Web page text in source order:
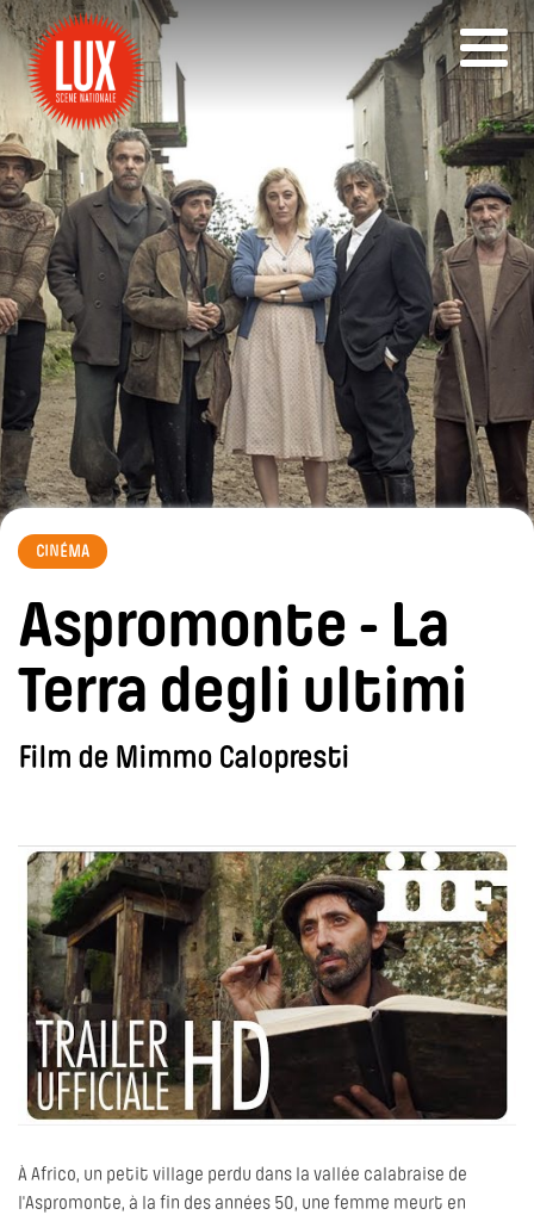
CINÉMA
Aspromonte - La
Terra degli ultimi
Film de Mimmo Calopresti
À Africo, un petit village perdu dans la vallée calabraise de
l'Aspromonte, à la fin des années 50, une femme meurt en